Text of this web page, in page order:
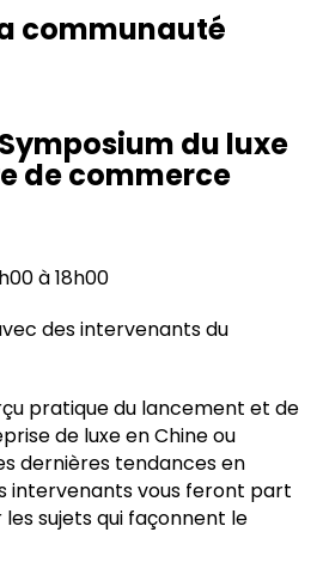
communauté
du luxe
de commerce
à 18h00
des intervenants du
pratique du lancement et de
de luxe en Chine ou
dernières tendances en
intervenants vous feront part
sujets qui façonnent le